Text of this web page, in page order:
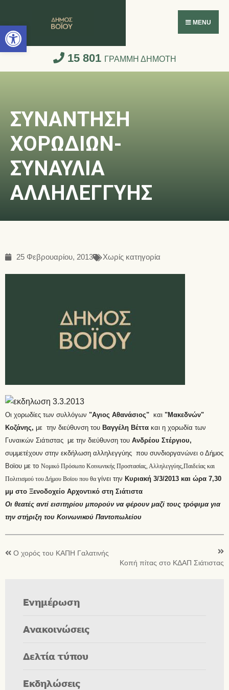
Ανοίξτε τη γραμμή εργαλείων
MENU
15 801 ΓΡΑΜΜΗ ΔΗΜΟΤΗ
ΣΥΝΑΝΤΗΣΗ
ΧΟΡΩΔΙΩΝ-
ΣΥΝΑΥΛΙΑ
ΑΛΛΗΛΕΓΓΥΗΣ
25 Φεβρουαρίου, 2013 Χωρίς κατηγορία
Οι χορωδίες των συλλόγων "Αγιος Αθανάσιος" και "Μακεδνών"
Κοζάνης, με την διεύθυνση του Βαγγέλη Βέττα και η χορωδία των
Γυναικών Σιάτιστας με την διεύθυνση του Ανδρέου Στέργιου,
συμμετέχουν στην εκδήλωση αλληλεγγύης που συνδιοργανώνει ο Δήμος
Βοϊου με το Νομικό Πρόσωπο Κοινωνικής Προστασίας, Αλληλεγγύης,Παιδείας και
Πολιτισμού του Δήμου Βοϊου που θα γίνει την Κυριακή 3/3/2013 και ώρα 7,30
μμ στο Ξενοδοχείο Αρχοντικό στη Σιάτιστα
Οι θεατές αντί εισιτηρίου μπορούν να φέρουν μαζί τους τρόφιμα για
την στήριξη του Κοινωνικού Παντοπωλείου
Ο χορός του ΚΑΠΗ Γαλατινής
Κοπή πίτας στο ΚΔΑΠ Σιάτιστας
Ενημέρωση
Ανακοινώσεις
Δελτία τύπου
Εκδηλώσεις